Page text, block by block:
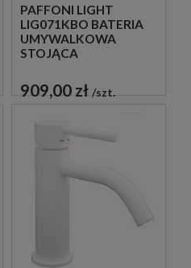
PAFFONI LIGHT
LIG071KBO BATERIA
UMYWALKOWA
STOJĄCA
BIAŁA
909,00 zł szt.